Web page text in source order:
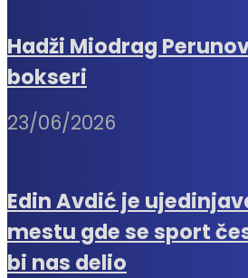
Hadži Miodrag
bokseri
23/06/2026
Edin Avdić je
mestu gde se sport
bi nas delio